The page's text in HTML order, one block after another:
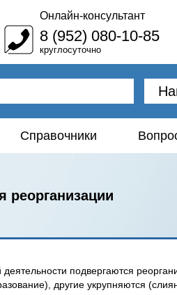
Онлайн-консультант
8 (952) 080-10-85
круглосуточно
Справочники
реорганизации
подвергаются
другие укрупняются